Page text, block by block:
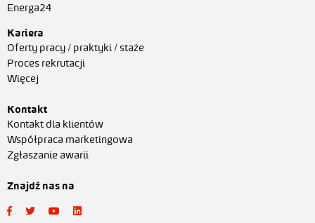
Energa24
Kariera
Oferty pracy / praktyki / staże
Proces rekrutacji
Więcej
Kontakt
Kontakt dla klientów
Współpraca marketingowa
Zgłaszanie awarii
Znajdź nas na